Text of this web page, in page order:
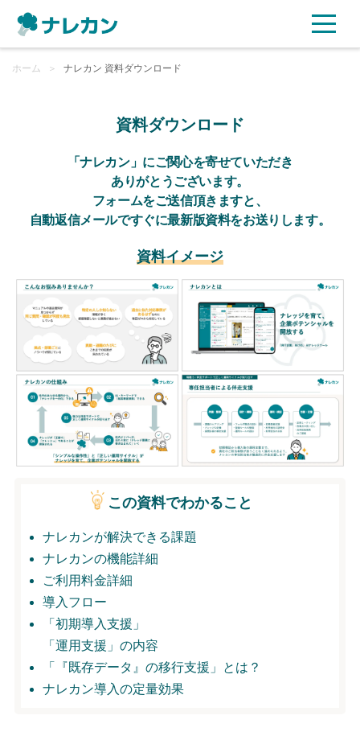
ご利用プラン
ご利用企業様の声
セキュリティ
よくある質問
資料ダウンロード
無料トライアル
ログイン
ホーム ＞ ナレカン 資料ダウンロード
資料ダウンロード
「ナレカン」にご関心を寄せていただき
ありがとうございます。
フォームをご送信頂きますと、
自動返信メールですぐに最新版資料をお送りします。
資料イメージ
この資料でわかること
ナレカンが解決できる課題
ナレカンの機能詳細
ご利用料金詳細
導入フロー
「初期導入支援」
「運用支援」の内容
「『既存データ』の移行支援」とは？
ナレカン導入の定量効果